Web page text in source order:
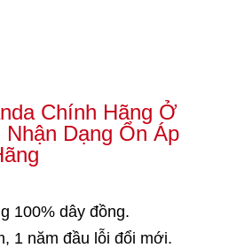
Chính Hãng Ở
Dạng Ổn Áp
100% dây đồng.
1 năm đầu lỗi đổi mới.